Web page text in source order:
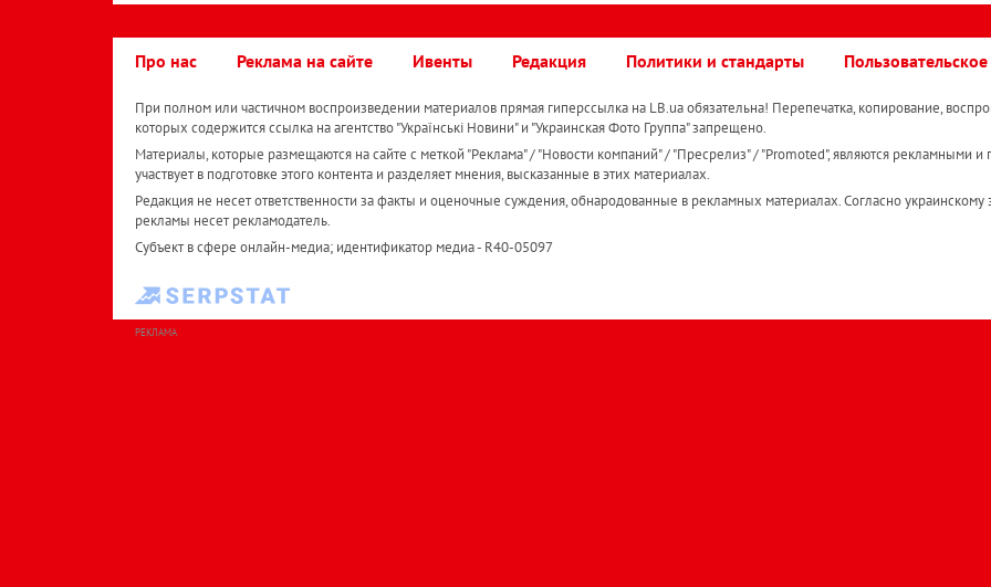
Про нас Реклама на сайте Ивенты Редакция Политики и стандарты
При полном или частичном воспроизведении материалов прямая гиперссылка на LB.ua обязательна! Перепечатка, копирование,
которых содержится ссылка на агентство "Українськi Новини" и "Украинская Фото Группа" запрещено.
Материалы, которые размещаются на сайте с меткой "Реклама" / "Новости компаний" / "Пресрелиз" / "Promoted", являются рекламными и
участвует в подготовке этого контента и разделяет мнения, высказанные в этих материалах.
Редакция не несет ответственности за факты и оценочные суждения, обнародованные в рекламных материалах. Согласно украинскому
рекламы несет рекламодатель.
Субъект в сфере онлайн-медиа; идентификатор медиа - R40-05097
РЕКЛАМА